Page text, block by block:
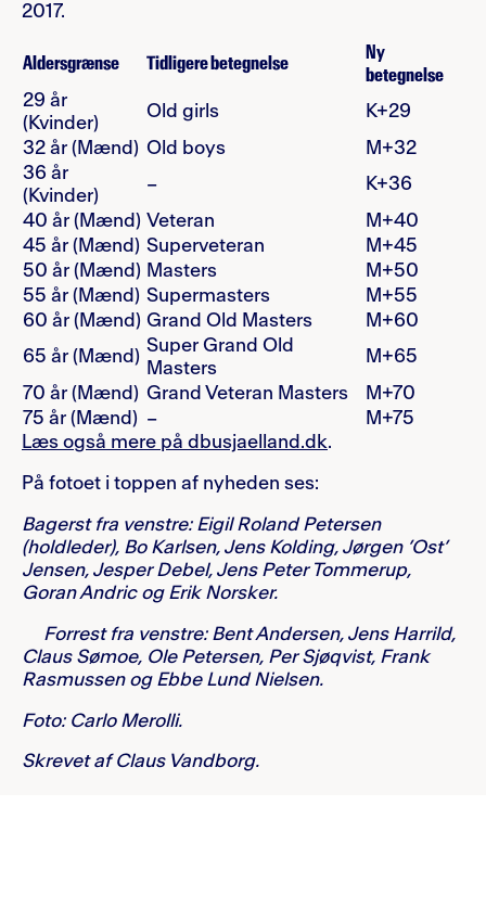
2017.
Aldersgrænse Tidligere betegnelse
Ny
betegnelse
29 år
(Kvinder)
Old girls
K+29
32 år (Mænd) Old boys
M+32
36 år
(Kvinder)
–
K+36
40 år (Mænd) Veteran
M+40
45 år (Mænd) Superveteran
M+45
50 år (Mænd) Masters
M+50
55 år (Mænd) Supermasters
M+55
60 år (Mænd) Grand Old Masters
M+60
65 år (Mænd)
Super Grand Old
Masters
M+65
70 år (Mænd) Grand Veteran Masters
M+70
75 år (Mænd) –
M+75
Læs også mere på dbusjaelland.dk.
På fotoet i toppen af nyheden ses:
Bagerst fra venstre: Eigil Roland Petersen
(holdleder), Bo Karlsen, Jens Kolding, Jørgen ’Ost’
Jensen, Jesper Debel, Jens Peter Tommerup,
Goran Andric og Erik Norsker.
Forrest fra venstre: Bent Andersen, Jens Harrild,
Claus Sømoe, Ole Petersen, Per Sjøqvist, Frank
Rasmussen og Ebbe Lund Nielsen.
Foto: Carlo Merolli.
Skrevet af Claus Vandborg.